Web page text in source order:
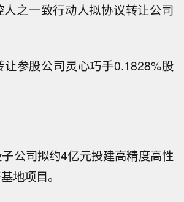
之一致行动人拟协议转让公司
参股公司灵心巧手0.1828%股
公司拟约4亿元投建高精度高性
地项目。